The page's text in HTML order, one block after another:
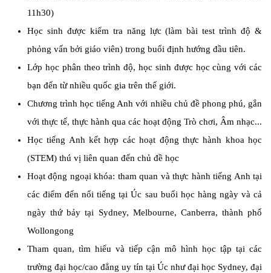
11h30)
Học sinh được kiểm tra năng lực (làm bài test trình độ &
phỏng vấn bởi giáo viên) trong buổi định hướng đầu tiên.
Lớp học phân theo trình độ, học sinh được học cùng với các
bạn đến từ nhiều quốc gia trên thế giới.
Chương trình học tiếng Anh với nhiều chủ đề phong phú, gắn
với thực tế, thực hành qua các hoạt động Trò chơi, Âm nhạc...
Học tiếng Anh kết hợp các hoạt động thực hành khoa học
(STEM) thú vị liên quan đến chủ đề học
Hoạt động ngoại khóa: tham quan và thực hành tiếng Anh tại
các điểm đến nổi tiếng tại Úc sau buổi học hàng ngày và cả
ngày thứ bảy tại Sydney, Melbourne, Canberra, thành phố
Wollongong
Tham quan, tìm hiểu và tiếp cận mô hình học tập tại các
trường đại học/cao đẳng uy tín tại Úc như đại học Sydney, đại